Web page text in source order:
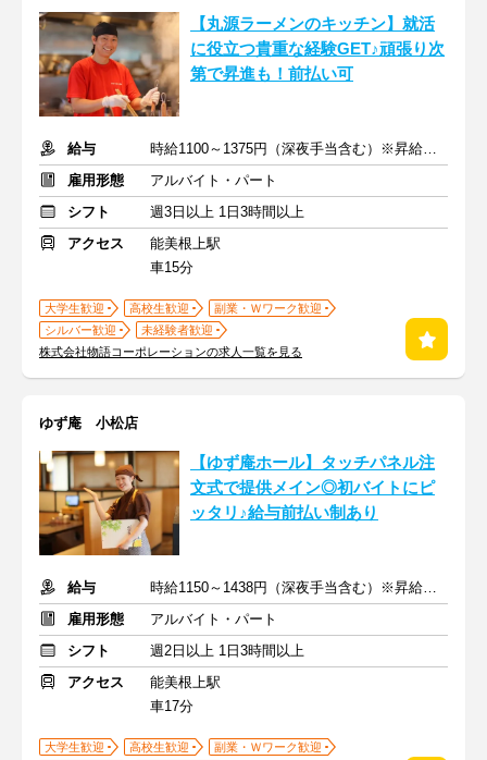
【丸源ラーメンのキッチン】就活
に役立つ貴重な経験GET♪頑張り次
第で昇進も！前払い可
給与
時給1100～1375円（深夜手当含む）※昇給は随時あり
雇用形態
アルバイト・パート
シフト
週3日以上 1日3時間以上
アクセス
能美根上駅
車15分
大学生歓迎 高校生歓迎
副業・Ｗワーク歓迎
シルバー歓迎
未経験者歓迎
株式会社物語コーポレーションの求人一覧を見る
ゆず庵 小松店
【ゆず庵ホール】タッチパネル注
文式で提供メイン◎初バイトにピ
ッタリ♪給与前払い制あり
給与
時給1150～1438円（深夜手当含む）※昇給は随時あり
雇用形態
アルバイト・パート
シフト
週2日以上 1日3時間以上
アクセス
能美根上駅
車17分
大学生歓迎 高校生歓迎
副業・Ｗワーク歓迎